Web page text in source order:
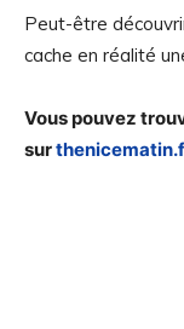
Peut-être
cache en réalité
Vous pouvez
sur